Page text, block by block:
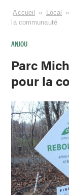
Accueil » Local »
la communauté
ANJOU
Parc
pour la